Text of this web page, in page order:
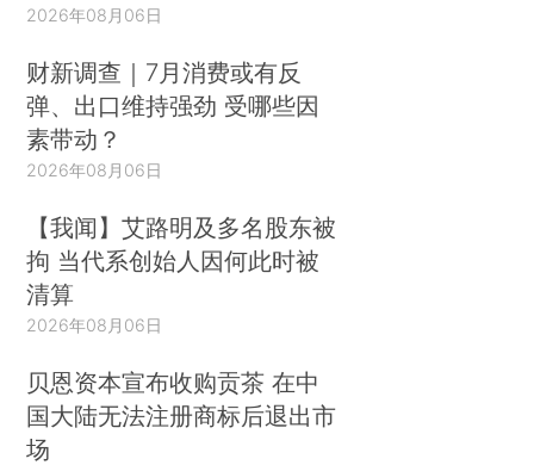
2026年08月06日
财新调查｜7月消费或有反
弹、出口维持强劲 受哪些因
素带动？
2026年08月06日
【我闻】艾路明及多名股东被
拘 当代系创始人因何此时被
清算
2026年08月06日
贝恩资本宣布收购贡茶 在中
国大陆无法注册商标后退出市
场